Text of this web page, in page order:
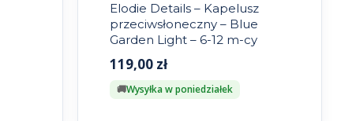
Elodie Details – Kapelusz
przeciwsłoneczny – Blue
Garden Light – 6-12 m-cy
119,00 zł
Wysyłka w poniedziałek